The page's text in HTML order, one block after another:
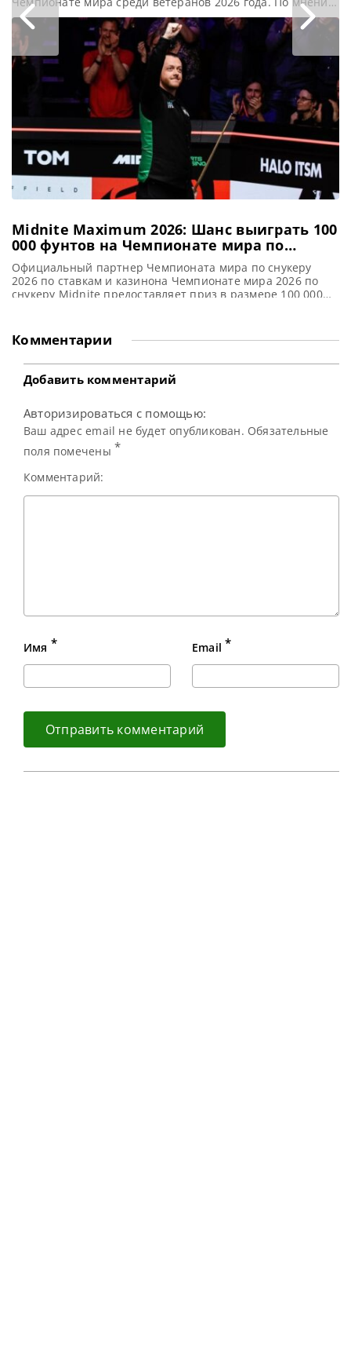
Фоулдса, амбиции Ракеты теперь уступают место
удовольствию от игры, а его победа на турнире среди
сеньоров может свидетельствовать о новом этапе
карьеры, сообщает totallysnookered Эксперт по снукеру
Нил Фоулдс заявил, что в случае с Ронни О’Салливаном
Midnite Maximum 2026: Шанс выиграть 100
000 фунтов на Чемпионате мира по
снукеру
Официальный партнер Чемпионата мира по снукеру
2026 по ставкам и казинона Чемпионате мира 2026 по
снукеру Midnite предоставляет приз в размере 100 000
кардинально изменить всё! На Чемпионате мира по
снукеру 2026 вновь стартует акция Midnite Maximum.
Участникам предлагается шанс выиграть
Комментарии
Добавить комментарий
Авторизироваться с помощью:
Ваш адрес email не будет опубликован. Обязательные
поля помечены *
Комментарий:
Имя * Email *